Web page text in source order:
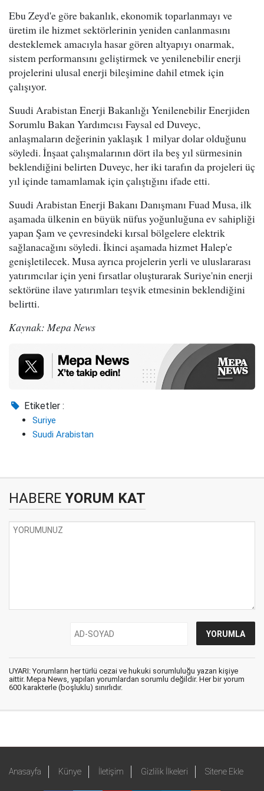
Ebu Zeyd'e göre bakanlık, ekonomik toparlanmayı ve
üretim ile hizmet sektörlerinin yeniden canlanmasını
desteklemek amacıyla hasar gören altyapıyı onarmak,
sistem performansını geliştirmek ve yenilenebilir enerji
projelerini ulusal enerji bileşimine dahil etmek için
çalışıyor.
Suudi Arabistan Enerji Bakanlığı Yenilenebilir Enerjiden
Sorumlu Bakan Yardımcısı Faysal ed Duveyc,
anlaşmaların değerinin yaklaşık 1 milyar dolar olduğunu
söyledi. İnşaat çalışmalarının dört ila beş yıl sürmesinin
beklendiğini belirten Duveyc, her iki tarafın da projeleri üç
yıl içinde tamamlamak için çalıştığını ifade etti.
Suudi Arabistan Enerji Bakanı Danışmanı Fuad Musa, ilk
aşamada ülkenin en büyük nüfus yoğunluğuna ev sahipliği
yapan Şam ve çevresindeki kırsal bölgelere elektrik
sağlanacağını söyledi. İkinci aşamada hizmet Halep'e
genişletilecek. Musa ayrıca projelerin yerli ve uluslararası
yatırımcılar için yeni fırsatlar oluşturarak Suriye'nin enerji
sektörüne ilave yatırımları teşvik etmesinin beklendiğini
belirtti.
Kaynak: Mepa News
Etiketler :
Suriye
Suudi Arabistan
HABERE YORUM KAT
UYARI: Yorumların her türlü cezai ve hukuki sorumluluğu yazan kişiye
aittir. Mepa News, yapılan yorumlardan sorumlu değildir. Her bir yorum
600 karakterle (boşluklu) sınırlıdır.
Anasayfa Künye İletişim Gizlilik İlkeleri Sitene Ekle